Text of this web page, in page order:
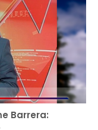
Barrera: